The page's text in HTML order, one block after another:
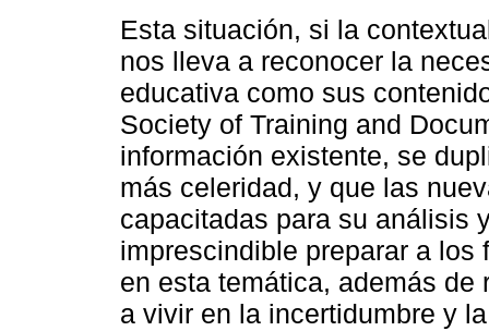
Esta situación, si la
nos lleva a reconocer la
educativa como sus
Society of Training and
información existente, se
más celeridad, y que las
capacitadas para su análisis
imprescindible preparar a
en esta temática, además
a vivir en la incertidumbre y